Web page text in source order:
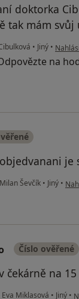
doktorka
tak mám svůj
• Jiný • podle
na
je
Ševčík • Jiný •
Číslo ověřené
čekárně na
Eva Miklasová • Jiný •